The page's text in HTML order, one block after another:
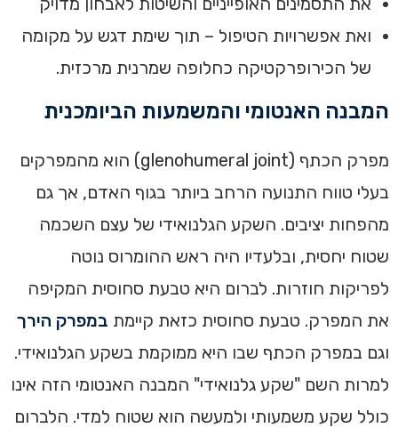
ואת אפשרויות הטיפול – תוך שימת דגש על מקומה
של הכירופרקטיקה כחלופה שמרנית מרכזית.
המבנה האנטומי והמשמעות הביומכנית
מפרק הכתף (glenohumeral joint) הוא מהמפרקים
בעלי טווח התנועה הרחב ביותר בגוף האדם, אך גם
מהפחות יציבים. השקע הגלנואידי של עצם השכמה
שטוח יחסית, ובלעדיו היה ראש ההומרוס נוטה
לפריקות חוזרות. לברום היא טבעת סחוסית המקיפה
את המפרק. טבעת סחוסית כזאת קיימת במפרק הירך
וגם במפרק הכתף שבו היא ממוקמת בשקע הגלנואידי.
למרות השם "שקע גלנואידי" המבנה האנטומי הזה אינו
כולל שקע משמעותי ולמעשה הוא שטוח למדי. הלברום